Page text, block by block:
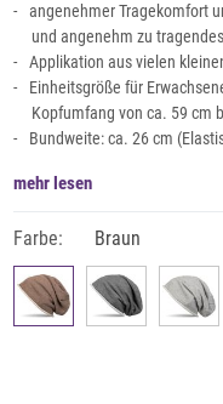
angenehmer Tragekomfort
und angenehm zu
Applikation aus vielen
Einheitsgröße für
Kopfumfang von ca. 59 cm
Bundweite: ca. 26 cm
mehr lesen
Farbe: Braun